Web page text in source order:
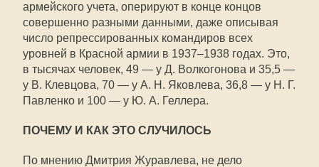
армейского учета, оперируют в конце концов
совершенно разными данными, даже описывая
число репрессированных командиров всех
уровней в Красной армии в 1937–1938 годах. Это,
в тысячах человек, 49 — у Д. Волкогонова и 35,5 —
у В. Клевцова, 70 — у А. Н. Яковлева, 36,8 — у Н. Г.
Павленко и 100 — у Ю. А. Геллера.
ПОЧЕМУ И КАК ЭТО СЛУЧИЛОСЬ
По мнению Дмитрия Журавлева, не дело